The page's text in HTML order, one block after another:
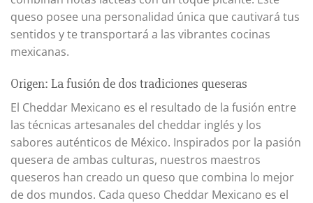
queso posee una personalidad única que cautivará tus
sentidos y te transportará a las vibrantes cocinas
mexicanas.
Origen: La fusión de dos tradiciones queseras
El Cheddar Mexicano es el resultado de la fusión entre
las técnicas artesanales del cheddar inglés y los
sabores auténticos de México. Inspirados por la pasión
quesera de ambas culturas, nuestros maestros
queseros han creado un queso que combina lo mejor
de dos mundos. Cada queso Cheddar Mexicano es el